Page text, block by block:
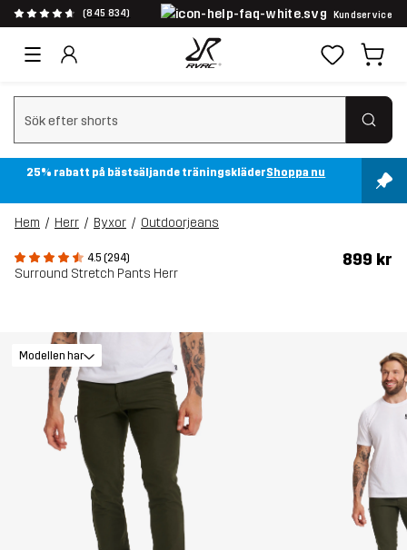
(845 834) Kundservice
Rensa sök
25% rabatt på bästsäljande träningskläderShoppa nu
Hem Herr Byxor Outdoorjeans
4.5 (294)
Surround Stretch Pants Herr
899 kr
Modellen har